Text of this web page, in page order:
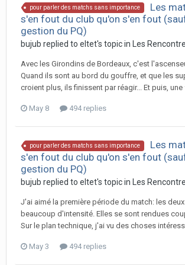
pour parler des matchs sans importance
Les
s'en fout du club qu'on s'en fout
gestion du PQ)
bujub replied to eltet's topic in Les
Avec les Girondins de Bordeaux, c'est
Quand ils sont au bord du gouffre, et que les
croient plus, ils finissent par réagir... Et puis,
May 8 494 replies
pour parler des matchs sans importance
Les
s'en fout du club qu'on s'en fout
gestion du PQ)
bujub replied to eltet's topic in Les
J'ai aimé la première période du match: les
beaucoup d'intensité. Elles se sont rendues
Sur le plan technique, j'ai vu des choses
May 3 494 replies